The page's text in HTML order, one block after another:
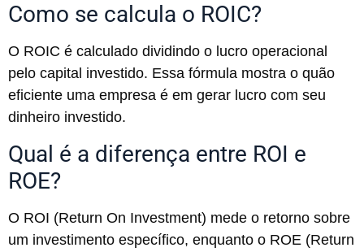
Como se calcula o ROIC?
O ROIC é calculado dividindo o lucro operacional
pelo capital investido. Essa fórmula mostra o quão
eficiente uma empresa é em gerar lucro com seu
dinheiro investido.
Qual é a diferença entre ROI e
ROE?
O ROI (Return On Investment) mede o retorno sobre
um investimento específico, enquanto o ROE (Return